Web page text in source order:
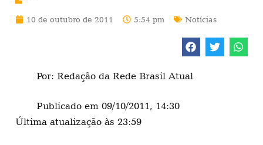
10 de outubro de 2011 5:54 pm Notícias
Por: Redação da Rede Brasil Atual
Publicado em 09/10/2011, 14:30
Última atualização às 23:59